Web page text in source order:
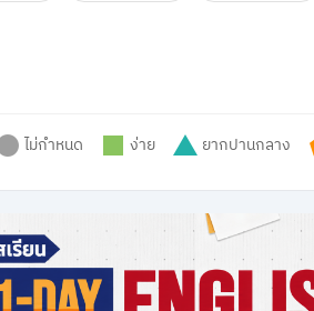
ไม่กำหนด ง่าย ยากปานกลาง